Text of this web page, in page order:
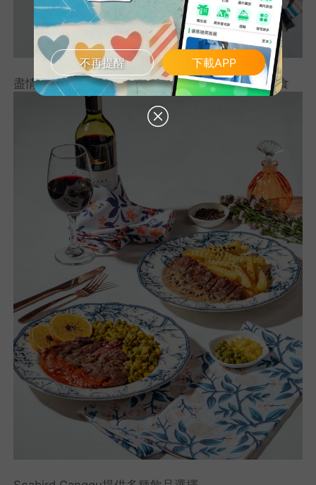
盡情享用由專業廚師烹製的節日精選西式和亞洲美食
不再提醒 下載APP